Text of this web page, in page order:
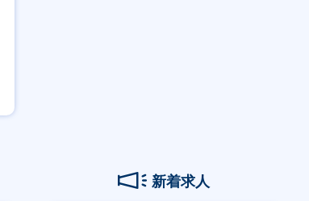
新着求人